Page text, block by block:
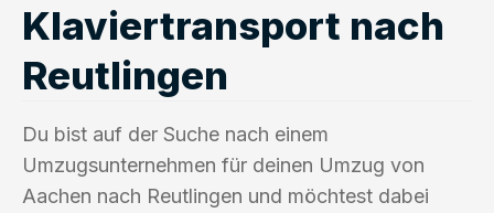
Klaviertransport nach
Reutlingen
Du bist auf der Suche nach einem
Umzugsunternehmen für deinen Umzug von
Aachen nach Reutlingen und möchtest dabei